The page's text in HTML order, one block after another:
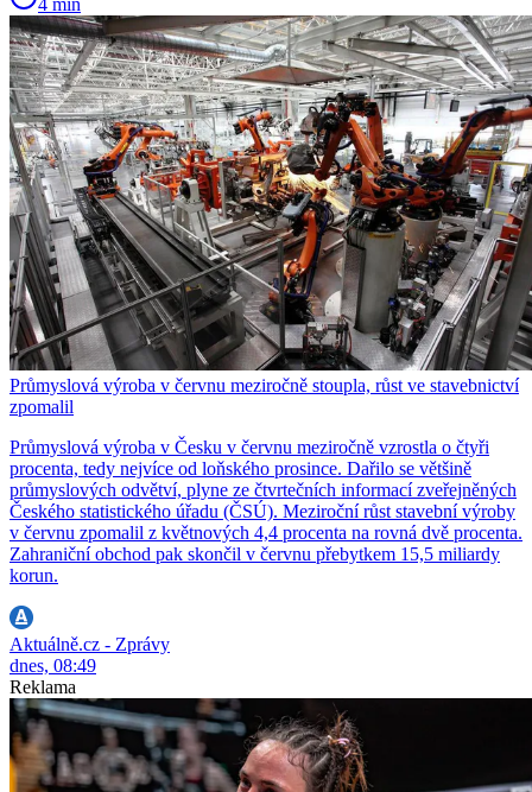
4 min
Průmyslová výroba v červnu meziročně stoupla, růst ve stavebnictví
zpomalil
Průmyslová výroba v Česku v červnu meziročně vzrostla o čtyři
procenta, tedy nejvíce od loňského prosince. Dařilo se většině
průmyslových odvětví, plyne ze čtvrtečních informací zveřejněných
Českého statistického úřadu (ČSÚ). Meziroční růst stavební výroby
v červnu zpomalil z květnových 4,4 procenta na rovná dvě procenta.
Zahraniční obchod pak skončil v červnu přebytkem 15,5 miliardy
korun.
Aktuálně.cz - Zprávy
dnes, 08:49
Reklama